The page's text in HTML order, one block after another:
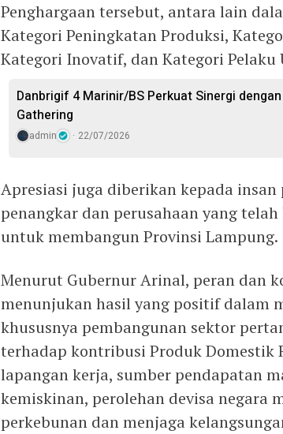
Penghargaan tersebut, antara lain
Kategori Peningkatan Produksi,
Kategori Inovatif, dan Kategori Pelaku
Danbrigif 4 Marinir/BS Perkuat Sinergi
Gathering
admin 22/07/2026
Apresiasi juga diberikan kepada
penangkar dan perusahaan yang
untuk membangun Provinsi Lampung.
Menurut Gubernur Arinal, peran dan
menunjukan hasil yang positif dalam
khususnya pembangunan sektor
terhadap kontribusi Produk Domestik
lapangan kerja, sumber pendapatan
kemiskinan, perolehan devisa negara
perkebunan dan menjaga